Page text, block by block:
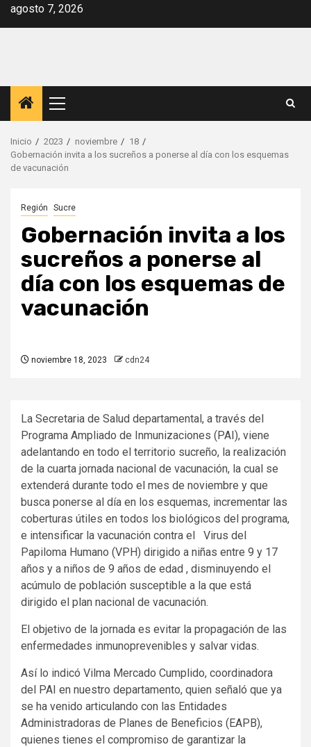
Saltar
agosto 7, 2026
Menú
principal
Inicio 2023 noviembre
18
Gobernación invita a los sucreños a ponerse al día con los esquemas
de vacunación
Región Sucre
Gobernación invita a los
sucreños a ponerse al
día con los esquemas de
vacunación
noviembre 18, 2023 cdn24
La Secretaria de Salud departamental, a través del
Programa Ampliado de Inmunizaciones (PAI), viene
adelantando en todo el territorio sucreño, la realización
de la cuarta jornada nacional de vacunación, la cual se
extenderá durante todo el mes de noviembre y que
busca ponerse al día en los esquemas, incrementar las
coberturas útiles en todos los biológicos del programa,
e intensificar la vacunación contra el Virus del
Papiloma Humano (VPH) dirigido a niñas entre 9 y 17
años y a niños de 9 años de edad , disminuyendo el
acúmulo de población susceptible a la que está
dirigido el plan nacional de vacunación.
El objetivo de la jornada es evitar la propagación de las
enfermedades inmunoprevenibles y salvar vidas.
Así lo indicó Vilma Mercado Cumplido, coordinadora
del PAI en nuestro departamento, quien señaló que ya
se ha venido articulando con las Entidades
Administradoras de Planes de Beneficios (EAPB),
quienes tienes el compromiso de garantizar la